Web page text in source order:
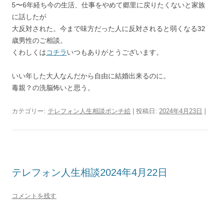
5〜6年経ち今の生活、仕事をやめて郷里に戻りたくないと家族
に話したが
大反対された。今まで味方だった人に反対されると弱くなる32
歳男性のご相談。
くわしくはコチラいつもありがとうございます。
いい年した大人なんだから自由に結婚出来るのに。
毒親？の洗脳怖いと思う。
カテゴリー: テレフォン人生相談ポンチ絵 | 投稿日: 2024年4月23日
テレフォン人生相談2024年4月22日
コメントを残す